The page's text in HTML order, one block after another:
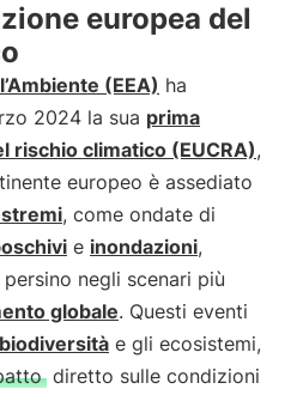
europea del
(EEA) ha
2024 la sua prima
rischio climatico (EUCRA),
europeo è assediato
, come ondate di
e inondazioni,
negli scenari più
globale. Questi eventi
biodiversità e gli ecosistemi,
diretto sulle condizioni